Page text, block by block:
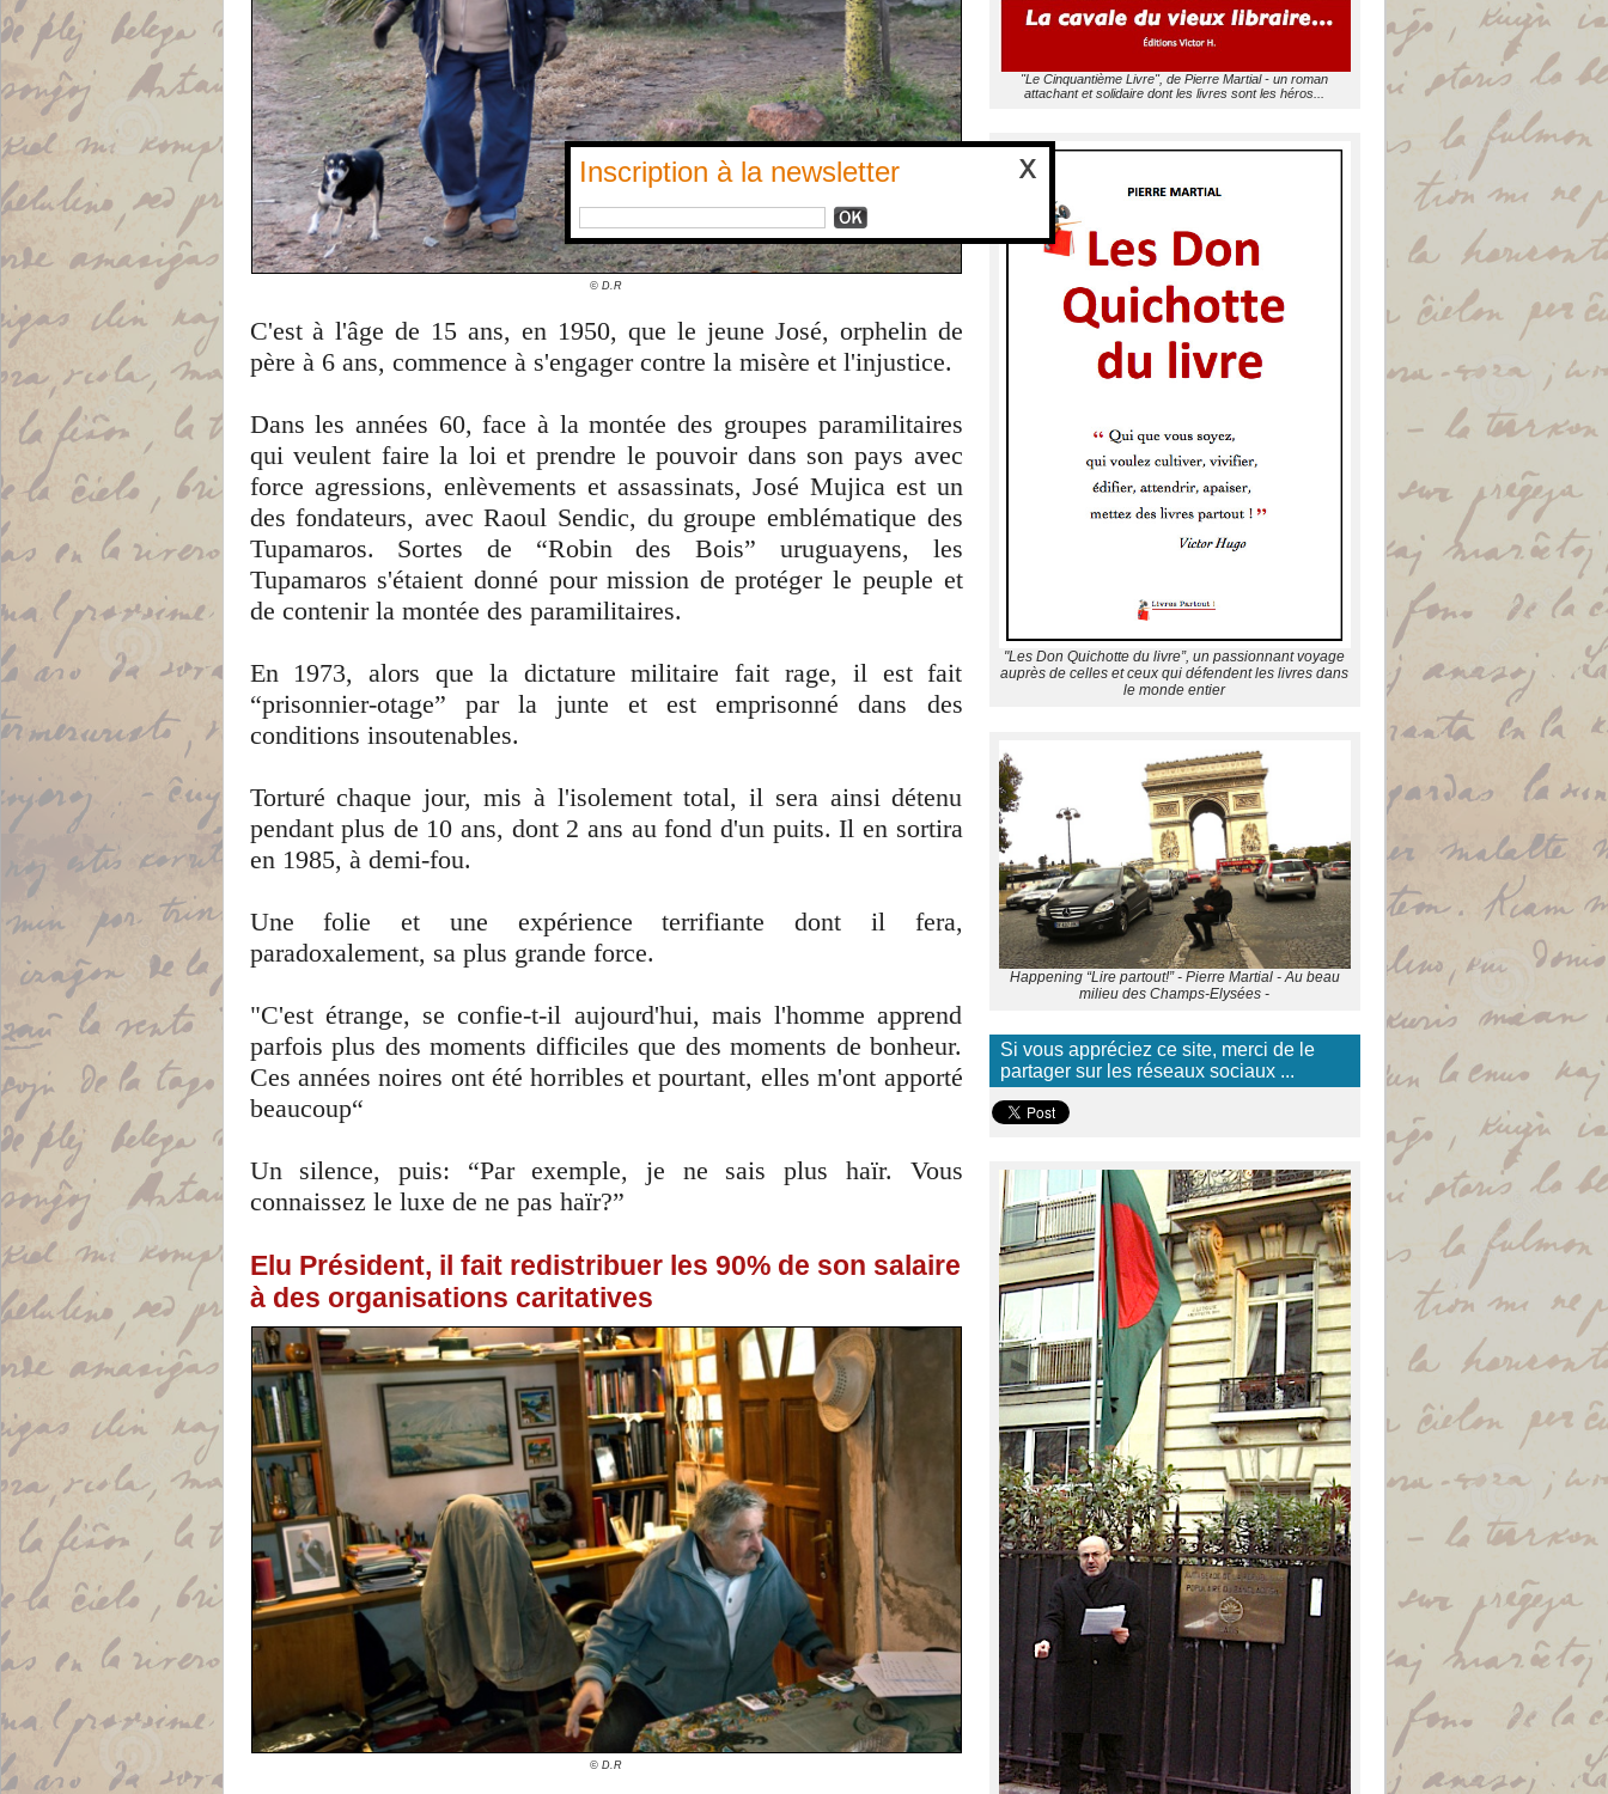
© D.R
C'est à l'âge de 15 ans, en 1950, que le jeune José, orphelin de
père à 6 ans, commence à s'engager contre la misère et l'injustice.
Dans les années 60, face à la montée des groupes paramilitaires
qui veulent faire la loi et prendre le pouvoir dans son pays avec
force agressions, enlèvements et assassinats, José Mujica est un
des fondateurs, avec Raoul Sendic, du groupe emblématique des
Tupamaros. Sortes de “Robin des Bois” uruguayens, les
Tupamaros s'étaient donné pour mission de protéger le peuple et
de contenir la montée des paramilitaires.
En 1973, alors que la dictature militaire fait rage, il est fait
“prisonnier-otage” par la junte et est emprisonné dans des
conditions insoutenables.
Torturé chaque jour, mis à l'isolement total, il sera ainsi détenu
pendant plus de 10 ans, dont 2 ans au fond d'un puits. Il en sortira
en 1985, à demi-fou.
Une folie et une expérience terrifiante dont il fera,
paradoxalement, sa plus grande force.
"C'est étrange, se confie-t-il aujourd'hui, mais l'homme apprend
parfois plus des moments difficiles que des moments de bonheur.
Ces années noires ont été horribles et pourtant, elles m'ont apporté
beaucoup“
Un silence, puis: “Par exemple, je ne sais plus haïr. Vous
connaissez le luxe de ne pas haïr?”
Elu Président, il fait redistribuer les 90% de son salaire
à des organisations caritatives
© D.R
"Le Cinquantième Livre", de Pierre Martial - un roman
attachant et solidaire dont les livres sont les héros...
"Les Don Quichotte du livre”, un passionnant voyage
auprès de celles et ceux qui défendent les livres dans
le monde entier
Happening “Lire partout!” - Pierre Martial - Au beau
milieu des Champs-Elysées -
Si vous appréciez ce site, merci de le
partager sur les réseaux sociaux ...
Inscription à la newsletter